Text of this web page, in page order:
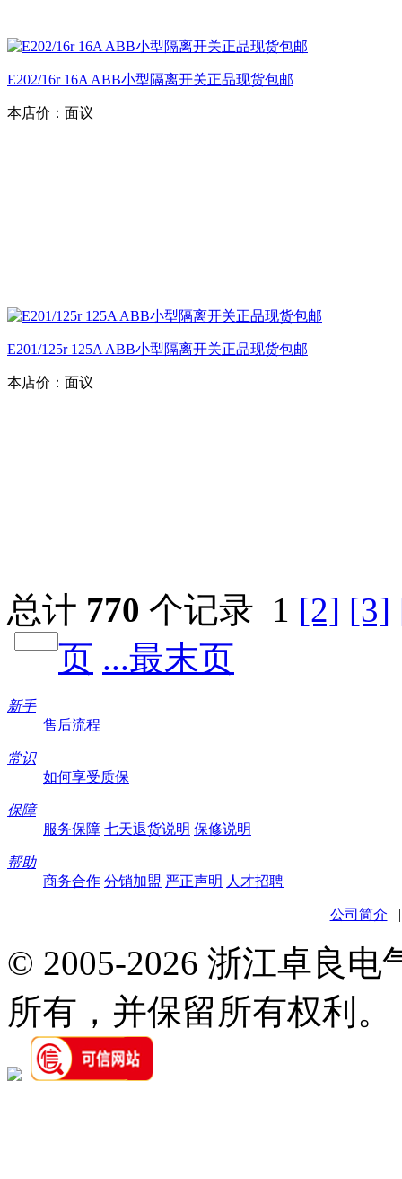
E202/16r 16A ABB小型隔离开关正品现货包邮
本店价： 面议
E201/125r 125A ABB小型隔离开关正品现货包邮
本店价： 面议
总计 770 个记录 1 [2] [3]
页 ...最末页
新手
售后流程
常识
如何享受质保
保障
服务保障 七天退货说明 保修说明
帮助
商务合作 分销加盟 严正声明 人才招聘
公司简介
© 2005-2026 浙江卓良
所有，并保留所有权利。